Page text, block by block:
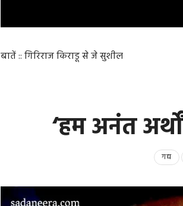
बातें :: गिरिराज किराडू से जे सुशील
‘हम अनंत
गद्य